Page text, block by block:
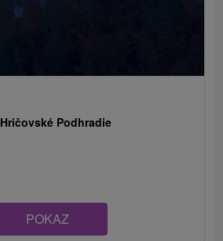
Hričovské Podhradie
POKAZ